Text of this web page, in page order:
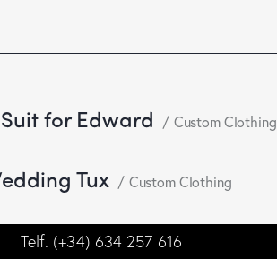
Custom Clothing
for Edward
Custom Clothing
Tux
Telf. (+34) 634 257 616